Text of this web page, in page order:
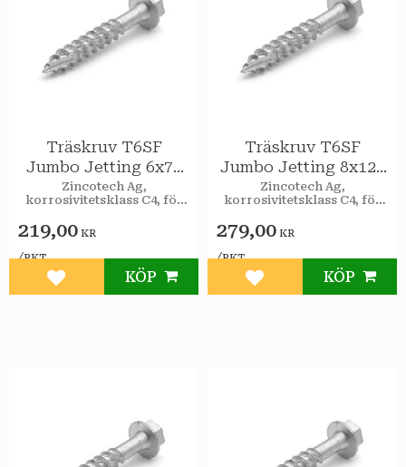
Träskruv T6SF
Jumbo Jetting 6x75
utv 100st/pkt
Zincotech Ag,
korrosivitetsklass C4, för
219,00 KR
/PKT
Lägg till i favoriter
KÖP
Träskruv T6SF
Jumbo Jetting 8x120
utv 50st/pkt
Zincotech Ag,
korrosivitetsklass C4, för
279,00 KR
/PKT
Lägg till i favoriter
KÖP